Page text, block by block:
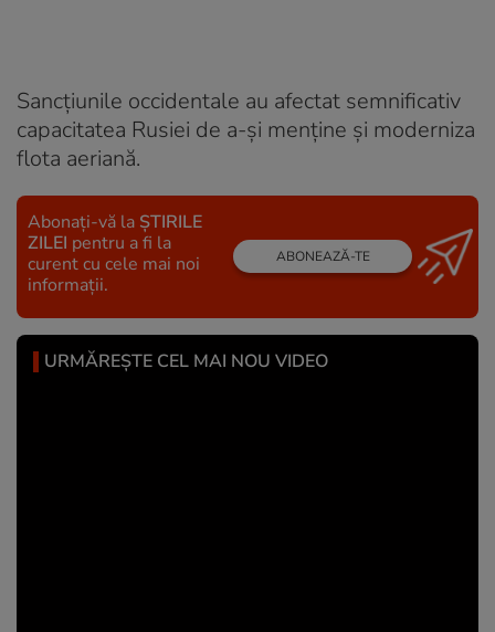
Sancțiunile occidentale au afectat semnificativ
capacitatea Rusiei de a-și menține și moderniza
flota aeriană.
Abonați-vă la ȘTIRILE
ZILEI pentru a fi la
curent cu cele mai noi
informații.
ABONEAZĂ-TE
URMĂREȘTE CEL MAI NOU VIDEO